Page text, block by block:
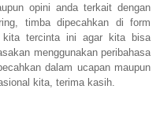
opini anda terkait dengan
timba dipecahkan di form
kita tercinta ini agar kita bisa
menggunakan peribahasa
dalam ucapan maupun
kita, terima kasih.